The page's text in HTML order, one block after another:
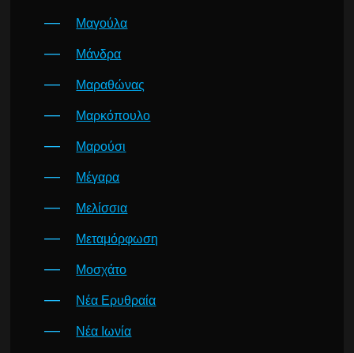
Μαγούλα
Μάνδρα
Μαραθώνας
Μαρκόπουλο
Μαρούσι
Μέγαρα
Μελίσσια
Μεταμόρφωση
Μοσχάτο
Νέα Ερυθραία
Νέα Ιωνία